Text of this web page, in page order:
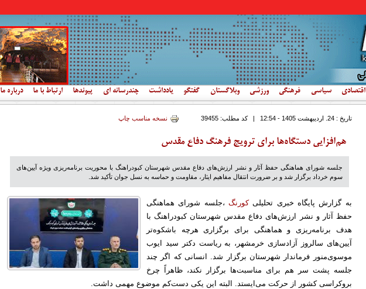
اقتصادی سیاسی فرهنگی ورزشی وبلاگستان گفتگو یادداشت چندرسانه ای پیوندها ارتباط با ما درباره ما
تاریخ : 24. ارديبهشت 1405 - 12:54 |کد مطلب:39455 نسخه مناسب چاپ
هم‌افزایی دستگاه‌ها برای ترویج فرهنگ دفاع مقدس
جلسه شورای هماهنگی حفظ آثار و نشر ارزش‌های دفاع مقدس شهرستان کبودراهنگ با محوریت برنامه‌ریزی ویژه آیین‌های
سوم خرداد برگزار شد و بر ضرورت انتقال مفاهیم ایثار، مقاومت و حماسه به نسل جوان تأکید شد.
به گزارش پایگاه خبری تحلیلیکورنگ،جلسه شورای هماهنگی
حفظ آثار و نشر ارزش‌های دفاع مقدس شهرستان کبودراهنگ با
هدف برنامه‌ریزی و هماهنگی برای برگزاری هرچه باشکوه‌تر
آیین‌های سالروز آزادسازی خرمشهر، به ریاست دکتر سید ایوب
موسوی‌منور فرماندار شهرستان برگزار شد. انسانی که اگر چند
جلسه پشت سر هم برای مناسبت‌ها برگزار نکند، ظاهراً چرخ
بروکراسی کشور از حرکت می‌ایستد. البته این یکی دست‌کم موضوع مهمی داشت.